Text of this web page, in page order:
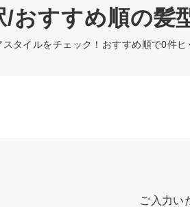
/おすすめ順の髪
タイルをチェック！おすすめ順で0件
ご入力い